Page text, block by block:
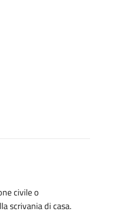
civile o
scrivania di casa.